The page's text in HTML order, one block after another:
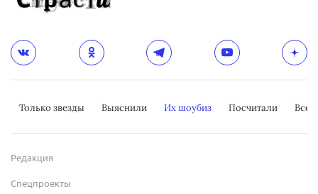
Только звезды Выяснили Их шоубиз Посчитали
Редакция
Спецпроекты